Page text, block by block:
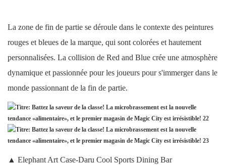
La zone de fin de partie se déroule dans le contexte des peintures
rouges et bleues de la marque, qui sont colorées et hautement
personnalisées. La collision de Red and Blue crée une atmosphère
dynamique et passionnée pour les joueurs pour s'immerger dans le
monde passionnant de la fin de partie.
▲ Elephant Art Case-Daru Cool Sports Dining Bar